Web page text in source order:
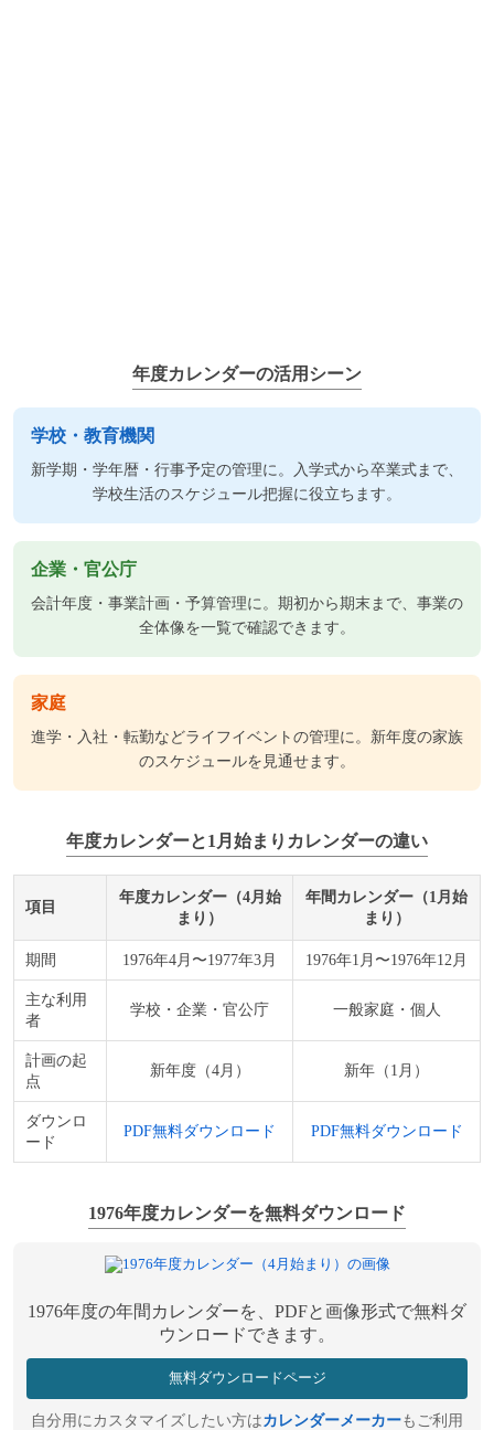
年度カレンダーの活用シーン
学校・教育機関
新学期・学年暦・行事予定の管理に。入学式から卒業式まで、
学校生活のスケジュール把握に役立ちます。
企業・官公庁
会計年度・事業計画・予算管理に。期初から期末まで、事業の
全体像を一覧で確認できます。
家庭
進学・入社・転勤などライフイベントの管理に。新年度の家族
のスケジュールを見通せます。
年度カレンダーと1月始まりカレンダーの違い
項目
年度カレンダー（4月始
まり）
年間カレンダー（1月始
まり）
期間 1976年4月〜1977年3月 1976年1月〜1976年12月
主な利用
者
学校・企業・官公庁 一般家庭・個人
計画の起
点
新年度（4月） 新年（1月）
ダウンロ
ード
PDF無料ダウンロード PDF無料ダウンロード
1976年度カレンダーを無料ダウンロード
1976年度の年間カレンダーを、PDFと画像形式で無料ダ
ウンロードできます。
無料ダウンロードページ
自分用にカスタマイズしたい方はカレンダーメーカーもご利用